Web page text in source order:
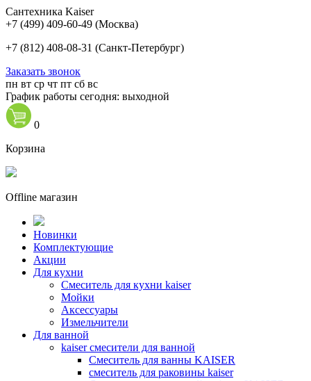
Сантехника Kaiser
+7 (499) 409-60-49 (Москва)
+7 (812) 408-08-31 (Санкт-Петербург)
Заказать звонок
пн вт ср чт пт сб вс
График работы сегодня: выходной
0
Корзина
Offline магазин
Новинки
Комплектующие
Акции
Для кухни
Cмеситель для кухни kaiser
Мойки
Аксессуары
Измельчители
Для ванной
kaiser смесители для ванной
Смеситель для ванны KAISER
смеситель для раковины kaiser